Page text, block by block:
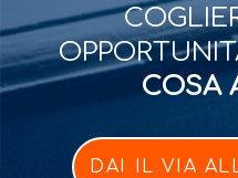
COSA
DAI IL VIA